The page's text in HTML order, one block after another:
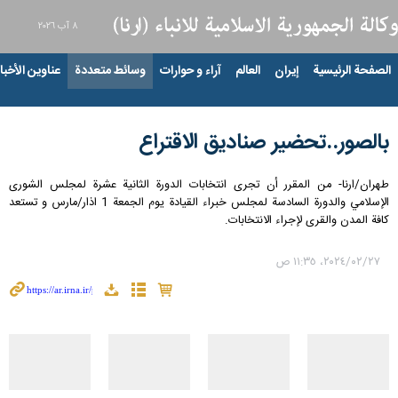
٨ آب ٢٠٢٦
الصفحة الرئيسية إيران العالم آراء و حوارات وسائط متعددة عناوين
بالصور..تحضير صناديق الاقتراع
طهران/ارنا- من المقرر أن تجرى انتخابات الدورة الثانية عشرة لمجلس الشورى
الإسلامي والدورة السادسة لمجلس خبراء القيادة يوم الجمعة 1 اذار/مارس و تستعد
كافة المدن والقرى لإجراء الانتخابات.
٢٧‏/٠٢‏/٢٠٢٤، ١١:٣٥ ص